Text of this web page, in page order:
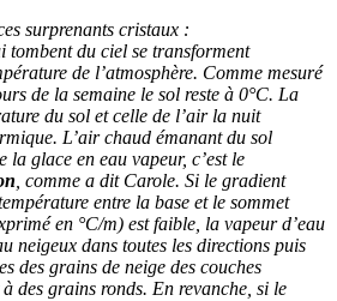
surprenants cristaux :
tombent du ciel se transforment
de l’atmosphère. Comme mesuré
de la semaine le sol reste à 0°C. La
du sol et celle de l’air la nuit
L’air chaud émanant du sol
la glace en eau vapeur, c’est le
, comme a dit Carole. Si le gradient
entre la base et le sommet
en °C/m) est faible, la vapeur d’eau
neigeux dans toutes les directions puis
des grains de neige des couches
des grains ronds. En revanche, si le